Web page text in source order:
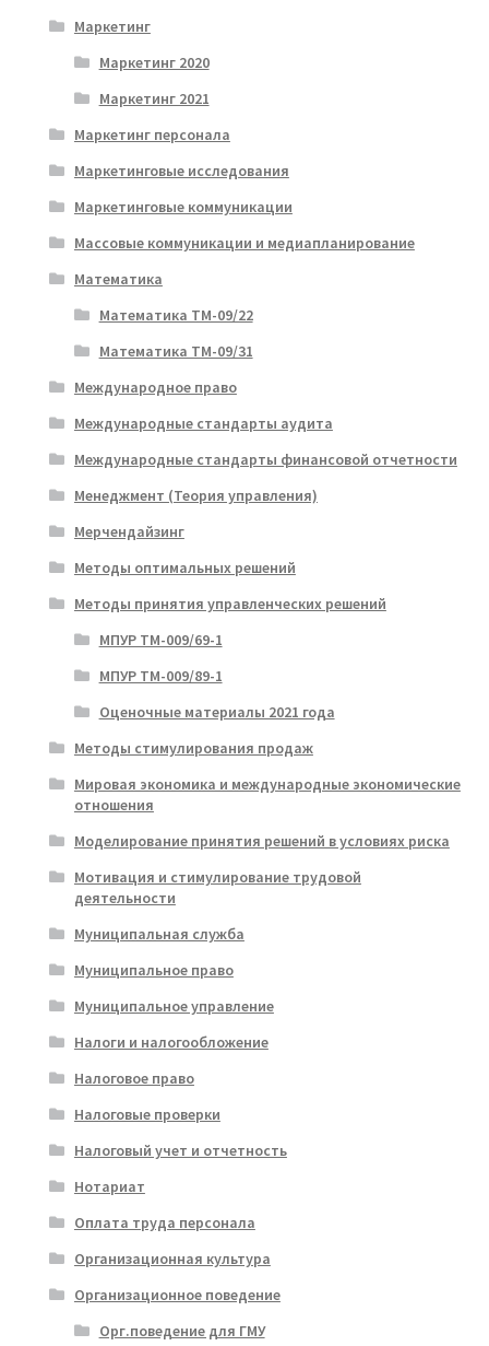
Маркетинг
Маркетинг 2020
Маркетинг 2021
Маркетинг персонала
Маркетинговые исследования
Маркетинговые коммуникации
Массовые коммуникации и медиапланирование
Математика
Математика ТМ-09/22
Математика ТМ-09/31
Международное право
Международные стандарты аудита
Международные стандарты финансовой отчетности
Менеджмент (Теория управления)
Мерчендайзинг
Методы оптимальных решений
Методы принятия управленческих решений
МПУР ТМ-009/69-1
МПУР ТМ-009/89-1
Оценочные материалы 2021 года
Методы стимулирования продаж
Мировая экономика и международные экономические
отношения
Моделирование принятия решений в условиях риска
Мотивация и стимулирование трудовой
деятельности
Муниципальная служба
Муниципальное право
Муниципальное управление
Налоги и налогообложение
Налоговое право
Налоговые проверки
Налоговый учет и отчетность
Нотариат
Оплата труда персонала
Организационная культура
Организационное поведение
Орг.поведение для ГМУ